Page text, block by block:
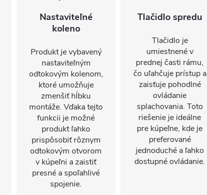
Nastaviteľné
koleno
Produkt je vybavený
nastaviteľným
odtokovým kolenom,
ktoré umožňuje
zmenšiť hĺbku
montáže. Vďaka tejto
funkcii je možné
produkt ľahko
prispôsobiť rôznym
odtokovým otvorom
v kúpeľni a zaistiť
presné a spoľahlivé
spojenie.
Tlačidlo spredu
Tlačidlo je
umiestnené v
prednej časti rámu,
čo uľahčuje prístup a
zaisťuje pohodlné
ovládanie
splachovania. Toto
riešenie je ideálne
pre kúpeľne, kde je
preferované
jednoduché a ľahko
dostupné ovládanie.